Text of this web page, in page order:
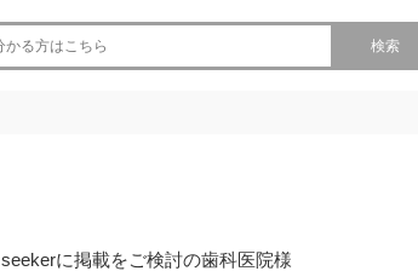
検索
seekerに掲載をご検討の歯科医院様